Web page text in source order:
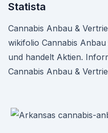
Statista
Cannabis Anbau &
wikifolio Cannabis
und handelt Aktien.
Cannabis Anbau &